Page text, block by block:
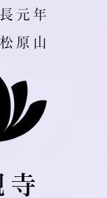
元年
原山
寺